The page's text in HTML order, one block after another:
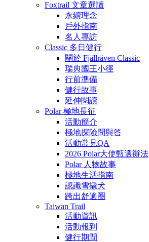
Foxtrail 文章選讀
永續理念
戶外指南
名人專訪
Classic 多日健行
關於 Fjällräven Classic
瑞典國王小徑
行前準備
健行故事
延伸閱讀
Polar 極地長征
活動簡介
極地探險問與答
活動常見QA
2026 Polar大使甄選辦法
Polar 人物故事
極地生活指南
認識雪撬犬
跨出舒適圈
Taiwan Trail
活動資訊
活動報到
健行期間